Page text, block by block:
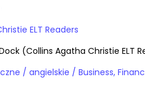
ELT Readers
(Collins Agatha Christie ELT
Książki obcojęzyczne / angielskie /